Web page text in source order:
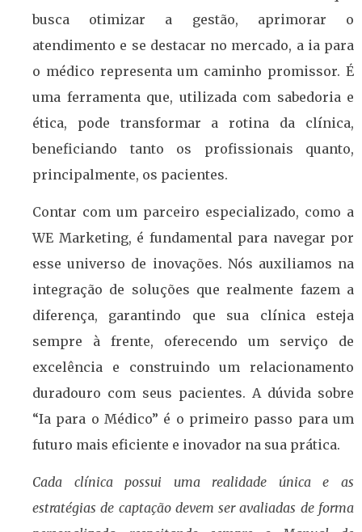
busca otimizar a gestão, aprimorar o
atendimento e se destacar no mercado, a ia para
o médico representa um caminho promissor. É
uma ferramenta que, utilizada com sabedoria e
ética, pode transformar a rotina da clínica,
beneficiando tanto os profissionais quanto,
principalmente, os pacientes.
Contar com um parceiro especializado, como a
WE Marketing, é fundamental para navegar por
esse universo de inovações. Nós auxiliamos na
integração de soluções que realmente fazem a
diferença, garantindo que sua clínica esteja
sempre à frente, oferecendo um serviço de
excelência e construindo um relacionamento
duradouro com seus pacientes. A dúvida sobre
“Ia para o Médico” é o primeiro passo para um
futuro mais eficiente e inovador na sua prática.
Cada clínica possui uma realidade única e as
estratégias de captação devem ser avaliadas de forma